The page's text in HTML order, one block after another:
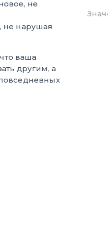
не
не нарушая
ваша
другим, а